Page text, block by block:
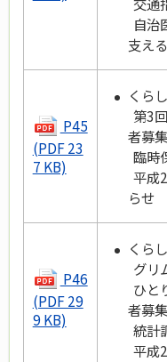
自治
支え
P45
(PDF 23
7 KB)
くら
第3
者募集
臨時
平成
らせ
P46
(PDF 29
9 KB)
くら
グリ
ひと
者募集
統計
平成